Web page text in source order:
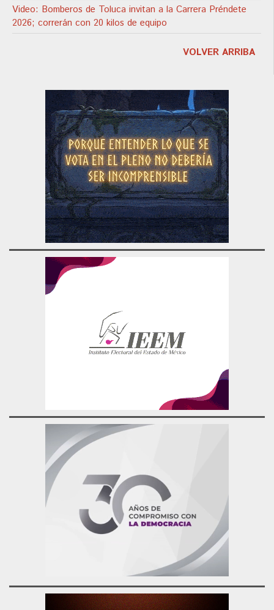
Video: Bomberos de Toluca invitan a la Carrera Préndete
2026; correrán con 20 kilos de equipo
VOLVER ARRIBA